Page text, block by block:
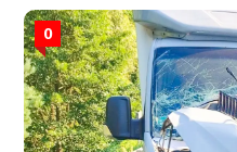
0